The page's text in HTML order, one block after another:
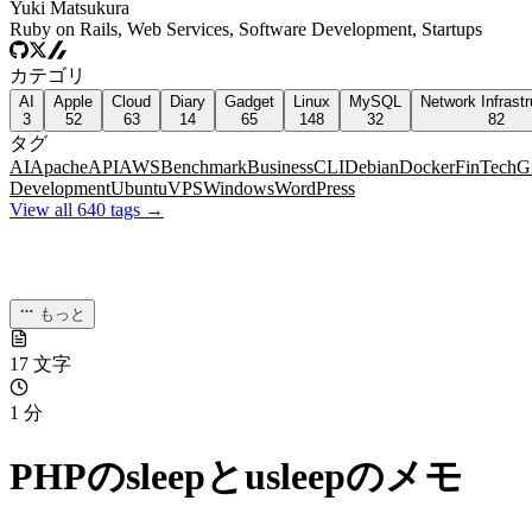
Yuki Matsukura
Ruby on Rails, Web Services, Software Development, Startups
カテゴリ
AI
3
Apple
52
Cloud
63
Diary
14
Gadget
65
Linux
148
MySQL
32
Network
82
タグ
AIApacheAPIAWSBenchmarkBusinessCLIDebianDockerFinTech
DevelopmentUbuntuVPSWindowsWordPress
View all 640 tags →
もっと
17 文字
1 分
PHPのsleepとusleepのメモ